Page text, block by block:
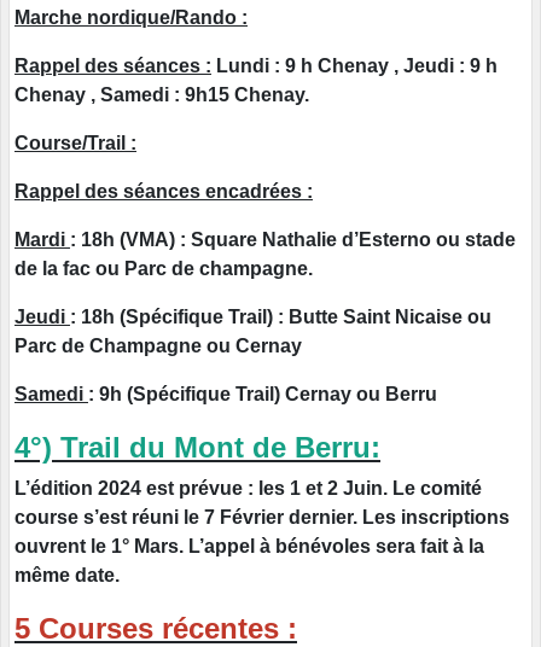
Marche nordique/Rando :
Rappel des séances : Lundi : 9 h Chenay , Jeudi : 9 h
Chenay , Samedi : 9h15 Chenay.
Course/Trail :
Rappel des séances encadrées :
Mardi : 18h (VMA) : Square Nathalie d’Esterno ou stade
de la fac ou Parc de champagne.
Jeudi : 18h (Spécifique Trail) : Butte Saint Nicaise ou
Parc de Champagne ou Cernay
Samedi : 9h (Spécifique Trail) Cernay ou Berru
4°) Trail du Mont de Berru:
L’édition 2024 est prévue : les 1 et 2 Juin. Le comité
course s’est réuni le 7 Février dernier. Les inscriptions
ouvrent le 1° Mars. L’appel à bénévoles sera fait à la
même date.
5 Courses récentes :